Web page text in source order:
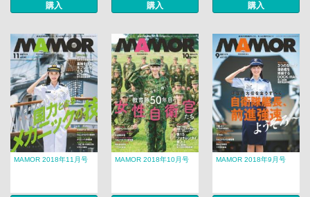
購入 購入 購入
MAMOR 2018年11月号 MAMOR 2018年10月号 MAMOR 2018年9月号